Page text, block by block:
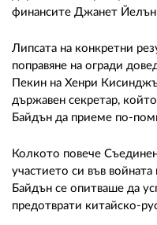
финансите Джанет
Липсата на конкретни
поправяне на огради
Пекин на Хенри
държавен секретар,
Байдън да приеме по-
Колкото повече
участието си във
Байдън се опитваше да
предотврати китайско-